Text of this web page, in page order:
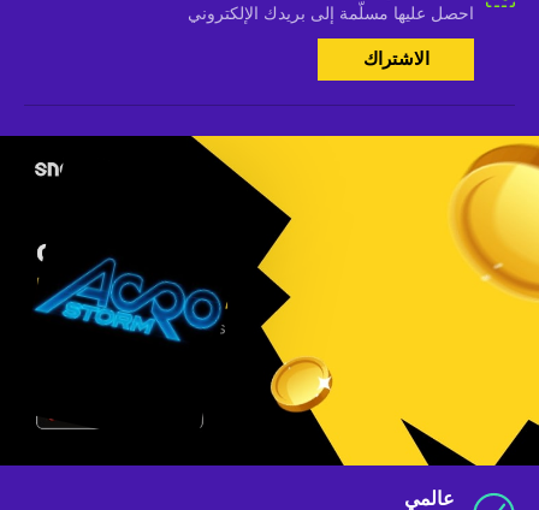
احصل عليها مسلّمة إلى بريدك الإلكتروني
الاشتراك
عالمي